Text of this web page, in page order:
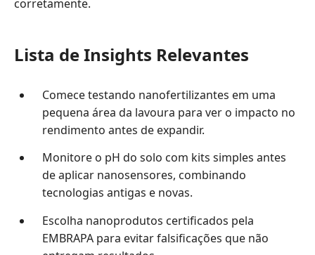
corretamente.
Lista de Insights Relevantes
Comece testando nanofertilizantes em uma
pequena área da lavoura para ver o impacto no
rendimento antes de expandir.
Monitore o pH do solo com kits simples antes
de aplicar nanosensores, combinando
tecnologias antigas e novas.
Escolha nanoprodutos certificados pela
EMBRAPA para evitar falsificações que não